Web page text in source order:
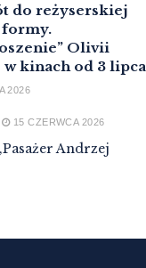
do reżyserskiej
formy.
Olivii
kinach od 3 lipca
2026
15 CZERWCA 2026
Andrzej